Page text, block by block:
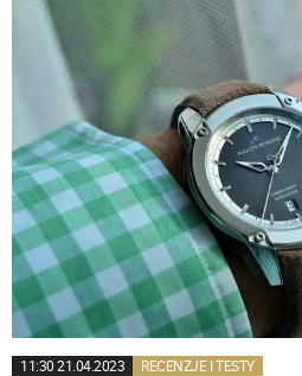
11:30 21.04.2023 RECENZJE I TESTY